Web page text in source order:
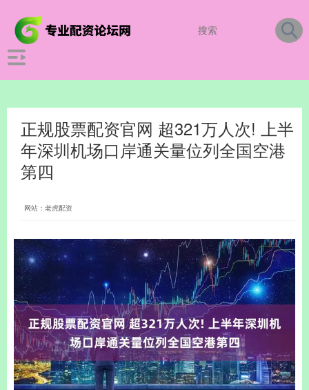
正规股票配资官网 超321万人次! 上半
年深圳机场口岸通关量位列全国空港
第四
网站：老虎配资